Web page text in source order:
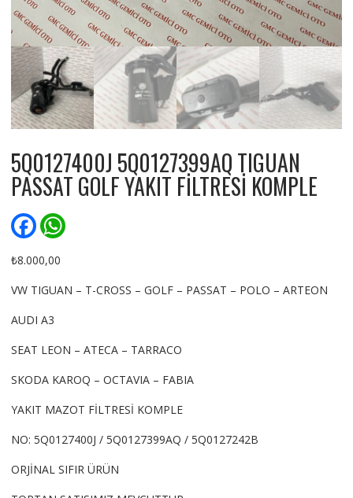
5Q0127400J 5Q0127399AQ TIGUAN
PASSAT GOLF YAKIT FİLTRESİ KOMPLE
F
a
e
o
W
h
p
₺8.000,00
VW TIGUAN – T-CROSS – GOLF – PASSAT – POLO – ARTEON
AUDI A3
SEAT LEON – ATECA – TARRACO
SKODA KAROQ – OCTAVIA – FABIA
YAKIT MAZOT FİLTRESİ KOMPLE
NO: 5Q0127400J / 5Q0127399AQ / 5Q0127242B
ORJİNAL SIFIR ÜRÜN